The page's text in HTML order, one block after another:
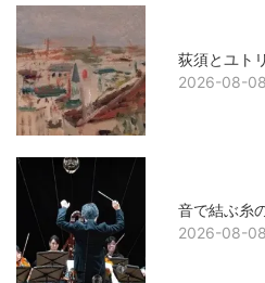
荻須とユト
2026-08-
音で結ぶ糸
2026-08-